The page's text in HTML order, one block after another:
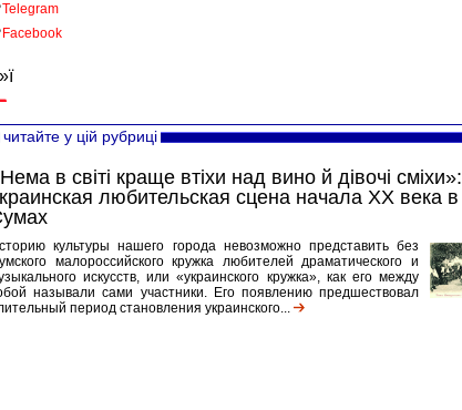
Telegram
Facebook
читайте у цій рубриці
в світі краще втіхи над вино й дівочі сміхи»:
любительская сцена начала ХХ века в
культуры нашего города невозможно представить без
малороссийского кружка любителей драматического и
искусств, или «украинского кружка», как его между
называли сами участники. Его появлению предшествовал
период становления украинского...